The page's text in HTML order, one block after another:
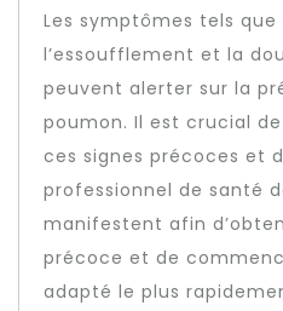
Les symptômes tels
l’essoufflement et la
peuvent alerter sur la
poumon. Il est crucial
ces signes précoces et
professionnel de santé
manifestent afin
précoce et de
adapté le plus